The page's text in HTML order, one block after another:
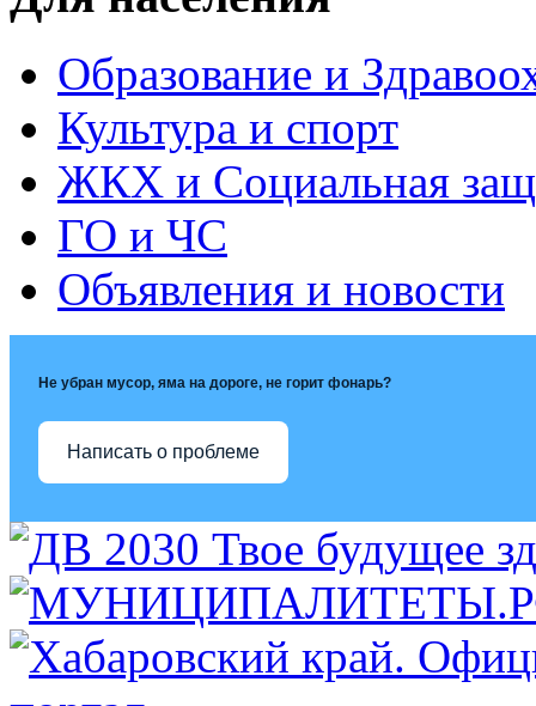
Образование и
Культура и спорт
ЖКХ и Социальная
ГО и ЧС
Объявления и новости
Не убран мусор, яма на дороге, не горит фонарь?
Написать о проблеме